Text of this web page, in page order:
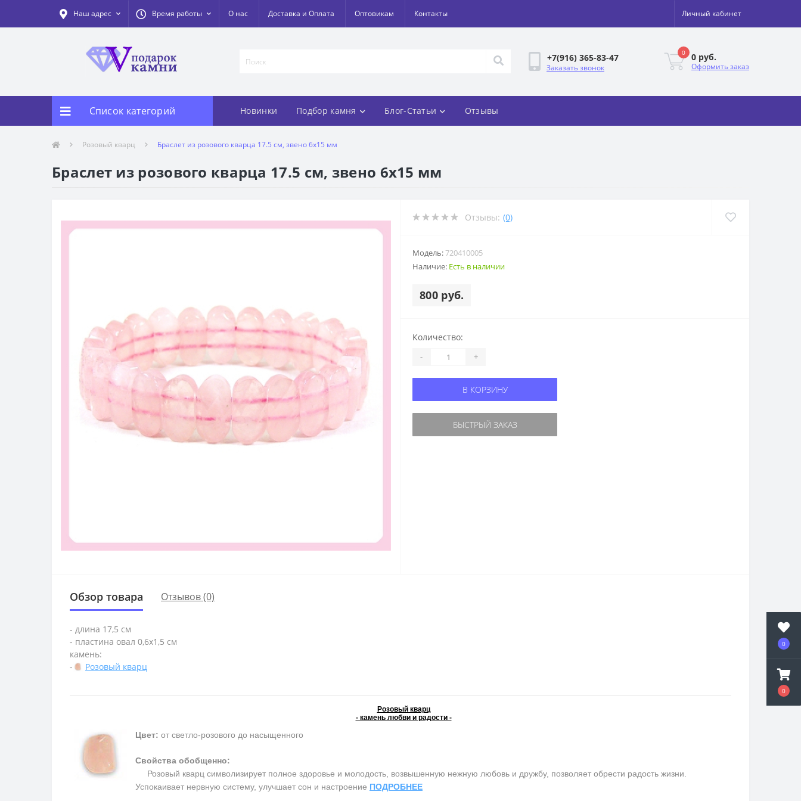
0
0
Наш адрес Время работы О нас Доставка и Оплата Оптовикам Контакты Личный кабинет
+7(916) 365-83-47
Заказать звонок
0 0 руб.
Оформить заказ
Список категорий Новинки Подбор камня Блог-Статьи Отзывы
Розовый кварц Браслет из розового кварца 17.5 см, звено 6х15 мм
Браслет из розового кварца 17.5 см, звено 6х15 мм
Отзывы: (0)
Модель:720410005
Наличие: Есть в наличии
800 руб.
Количество:
- +
В КОРЗИНУ
БЫСТРЫЙ ЗАКАЗ
Обзор товара Отзывов (0)
- длина 17,5 см
- пластина овал 0,6х1,5 см
камень:
-
Розовый кварц
Розовый кварц
- камень любви и радости -
Цвет: от светло-розового до насыщенного
Свойства обобщенно:
Розовый кварц символизирует полное здоровье и молодость, возвышенную нежную любовь и дружбу, позволяет обрести радость жизни.
Успокаивает нервную систему, улучшает сон и настроение ПОДРОБНЕЕ